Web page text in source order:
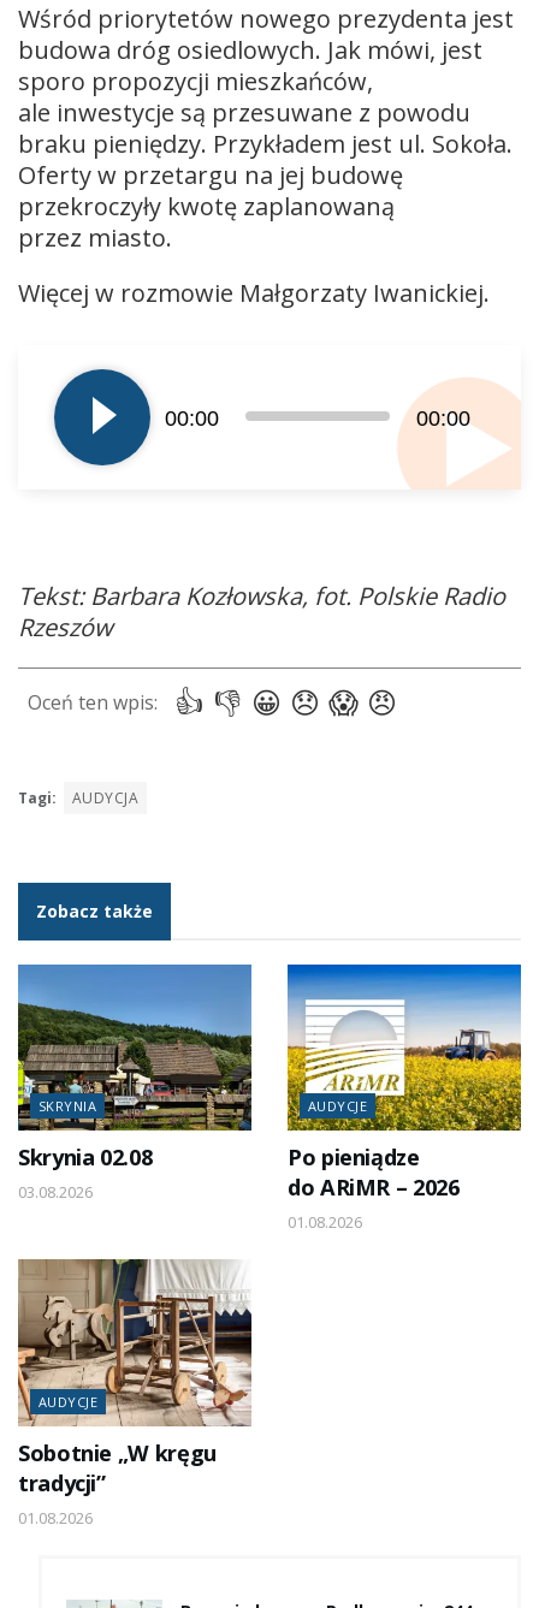
Wśród priorytetów nowego prezydenta jest
budowa dróg osiedlowych. Jak mówi, jest
sporo propozycji mieszkańców,
ale inwestycje są przesuwane z powodu
braku pieniędzy. Przykładem jest ul. Sokoła.
Oferty w przetargu na jej budowę
przekroczyły kwotę zaplanowaną
przez miasto.
Więcej w rozmowie Małgorzaty Iwanickiej.
plików
dźwiękowych
00:00 00:00
Tekst: Barbara Kozłowska, fot. Polskie Radio
Rzeszów
Tagi: AUDYCJA
Zobacz także
SKRYNIA
Skrynia 02.08
03.08.2026
AUDYCJE
Po pieniądze
do ARiMR – 2026
01.08.2026
AUDYCJE
Sobotnie „W kręgu
tradycji”
01.08.2026